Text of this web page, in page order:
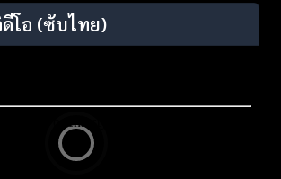
โอ (ซับไทย)